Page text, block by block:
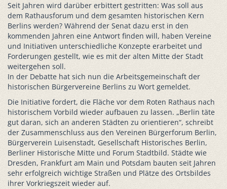
Seit Jahren wird darüber erbittert gestritten: Was soll aus
dem Rathausforum und dem gesamten historischen Kern
Berlins werden? Während der Senat dazu erst in den
kommenden Jahren eine Antwort finden will, haben Vereine
und Initiativen unterschiedliche Konzepte erarbeitet und
Forderungen gestellt, wie es mit der alten Mitte der Stadt
weitergehen soll.
In der Debatte hat sich nun die Arbeitsgemeinschaft der
historischen Bürgervereine Berlins zu Wort gemeldet.
Die Initiative fordert, die Fläche vor dem Roten Rathaus nach
historischem Vorbild wieder aufbauen zu lassen. „Berlin täte
gut daran, sich an anderen Städten zu orientieren“, schreibt
der Zusammenschluss aus den Vereinen Bürgerforum Berlin,
Bürgerverein Luisenstadt, Gesellschaft Historisches Berlin,
Berliner Historische Mitte und Forum Stadtbild. Städte wie
Dresden, Frankfurt am Main und Potsdam bauten seit Jahren
sehr erfolgreich wichtige Straßen und Plätze des Ortsbildes
ihrer Vorkriegszeit wieder auf.